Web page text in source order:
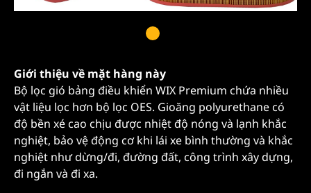
Giới thiệu về mặt hàng này
Bộ lọc gió bảng điều khiển WIX Premium chứa nhiều
vật liệu lọc hơn bộ lọc OES. Gioăng polyurethane có
độ bền xé cao chịu được nhiệt độ nóng và lạnh khắc
nghiệt, bảo vệ động cơ khi lái xe bình thường và khắc
nghiệt như dừng/đi, đường đất, công trình xây dựng,
đi ngắn và đi xa.